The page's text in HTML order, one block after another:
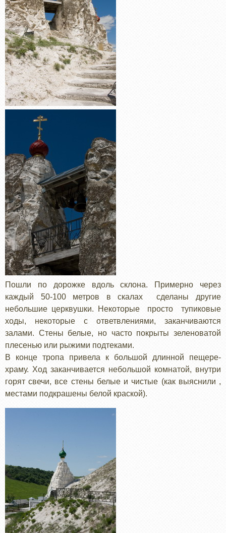
Пошли по дорожке вдоль склона. Примерно через
каждый 50-100 метров в скалах сделаны другие
небольшие церквушки. Некоторые просто тупиковые
ходы, некоторые с ответвлениями, заканчиваются
залами. Стены белые, но часто покрыты зеленоватой
плесенью или рыжими подтеками.
В конце тропа привела к большой длинной пещере-
храму. Ход заканчивается небольшой комнатой, внутри
горят свечи, все стены белые и чистые (как выяснили ,
местами подкрашены белой краской).